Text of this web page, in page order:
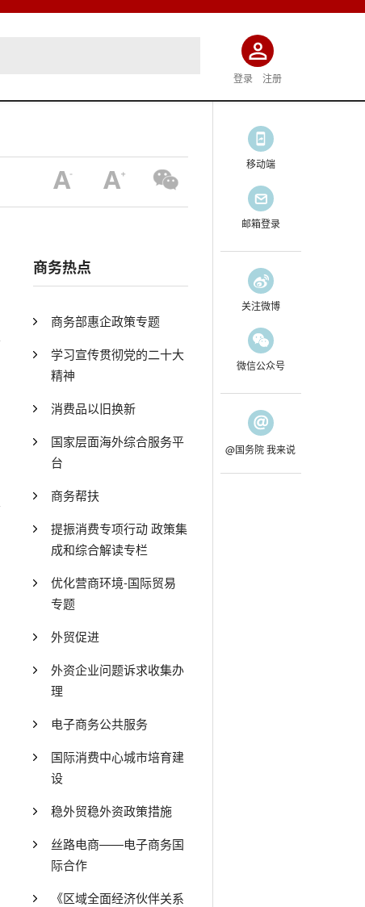
登录 注册
商务热点
商务部惠企政策专题
学习宣传贯彻党的二十大
精神
消费品以旧换新
国家层面海外综合服务平
台
商务帮扶
提振消费专项行动 政策集
成和综合解读专栏
优化营商环境-国际贸易
专题
外贸促进
外资企业问题诉求收集办
理
电子商务公共服务
国际消费中心城市培育建
设
稳外贸稳外资政策措施
丝路电商——电子商务国
际合作
《区域全面经济伙伴关系
移动端
邮箱登录
关注微博
微信公众号
@国务院 我来说